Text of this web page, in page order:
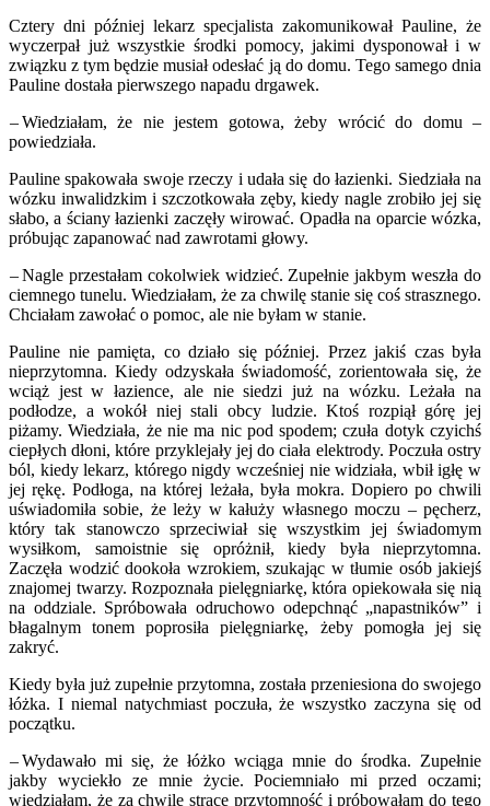
Cztery dni później lekarz specjalista zakomunikował Pauline, że
wyczerpał już wszystkie środki pomocy, jakimi dysponował i w
związku z tym będzie musiał odesłać ją do domu. Tego samego dnia
Pauline dostała pierwszego napadu drgawek.
– Wiedziałam, że nie jestem gotowa, żeby wrócić do domu –
powiedziała.
Pauline spakowała swoje rzeczy i udała się do łazienki. Siedziała na
wózku inwalidzkim i szczotkowała zęby, kiedy nagle zrobiło jej się
słabo, a ściany łazienki zaczęły wirować. Opadła na oparcie wózka,
próbując zapanować nad zawrotami głowy.
– Nagle przestałam cokolwiek widzieć. Zupełnie jakbym weszła do
ciemnego tunelu. Wiedziałam, że za chwilę stanie się coś strasznego.
Chciałam zawołać o pomoc, ale nie byłam w stanie.
Pauline nie pamięta, co działo się później. Przez jakiś czas była
nieprzytomna. Kiedy odzyskała świadomość, zorientowała się, że
wciąż jest w łazience, ale nie siedzi już na wózku. Leżała na
podłodze, a wokół niej stali obcy ludzie. Ktoś rozpiął górę jej
piżamy. Wiedziała, że nie ma nic pod spodem; czuła dotyk czyichś
ciepłych dłoni, które przyklejały jej do ciała elektrody. Poczuła ostry
ból, kiedy lekarz, którego nigdy wcześniej nie widziała, wbił igłę w
jej rękę. Podłoga, na której leżała, była mokra. Dopiero po chwili
uświadomiła sobie, że leży w kałuży własnego moczu – pęcherz,
który tak stanowczo sprzeciwiał się wszystkim jej świadomym
wysiłkom, samoistnie się opróżnił, kiedy była nieprzytomna.
Zaczęła wodzić dookoła wzrokiem, szukając w tłumie osób jakiejś
znajomej twarzy. Rozpoznała pielęgniarkę, która opiekowała się nią
na oddziale. Spróbowała odruchowo odepchnąć „napastników” i
błagalnym tonem poprosiła pielęgniarkę, żeby pomogła jej się
zakryć.
Kiedy była już zupełnie przytomna, została przeniesiona do swojego
łóżka. I niemal natychmiast poczuła, że wszystko zaczyna się od
początku.
– Wydawało mi się, że łóżko wciąga mnie do środka. Zupełnie
jakby wyciekło ze mnie życie. Pociemniało mi przed oczami;
wiedziałam, że za chwilę stracę przytomność i próbowałam do tego